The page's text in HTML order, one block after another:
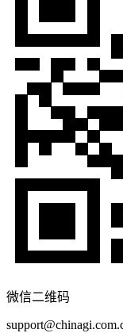
微信二维码